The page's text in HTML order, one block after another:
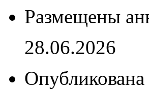
Размещены
28.06.2026